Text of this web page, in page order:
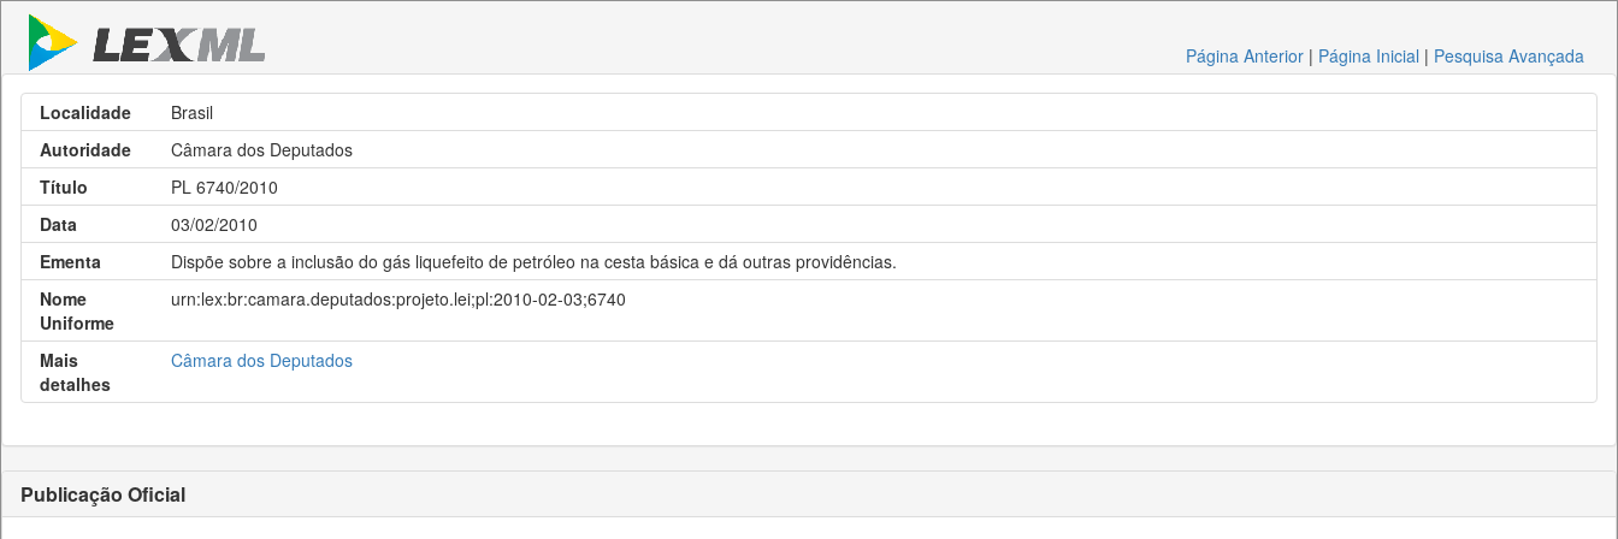
Página Anterior | Página Inicial | Pesquisa Avançada
Localidade
Brasil
Autoridade
Câmara dos Deputados
Título
PL 6740/2010
Data
03/02/2010
Ementa
Dispõe sobre a inclusão do gás liquefeito de petróleo na cesta básica e dá outras providências.
Nome
Uniforme
urn:lex:br:camara.deputados:projeto.lei;pl:2010-02-03;6740
Mais
detalhes
Câmara dos Deputados
Publicação Oficial